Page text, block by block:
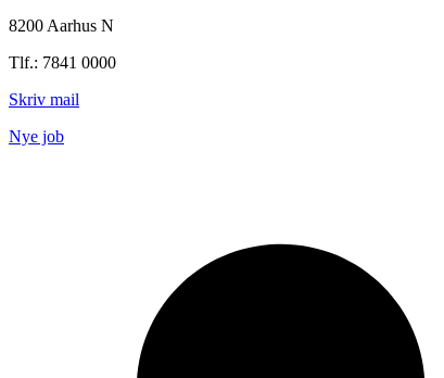
8200 Aarhus N
Tlf.: 7841 0000
Skriv mail
Nye job